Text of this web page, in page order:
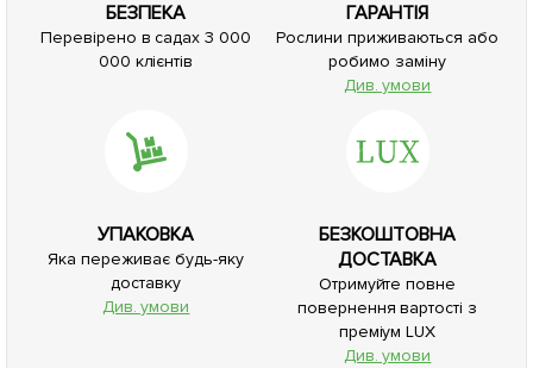
БЕЗПЕКА
Перевірено в садах 3 000
000 клієнтів
ГАРАНТІЯ
Рослини приживаються або
робимо заміну
Див. умови
УПАКОВКА
Яка переживає будь-яку
доставку
Див. умови
БЕЗКОШТОВНА
ДОСТАВКА
Отримуйте повне
повернення вартості з
преміум LUX
Див. умови